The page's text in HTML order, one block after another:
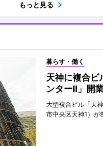
もっと見る
暮らす・働く
天神に複合ビ
ンターII」開
大型複合ビル「天
市中央区天神1）が